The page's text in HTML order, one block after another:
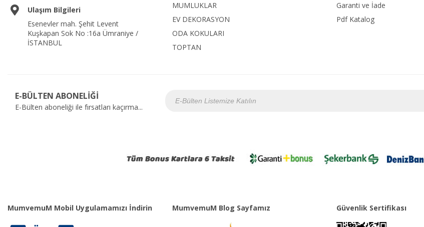
Ulaşım Bilgileri
Esenevler mah. Şehit Levent
Kuşkapan Sok No :16a Ümraniye /
İSTANBUL
MUMLUKLAR
EV DEKORASYON
ODA KOKULARI
TOPTAN
Garanti ve İade
Pdf Katalog
E-BÜLTEN ABONELİĞİ
E-Bülten aboneliği ile fırsatları kaçırma...
MumvemuM Mobil Uygulamamızı İndirin MumvemuM Blog Sayfamız Güvenlik Sertifikası